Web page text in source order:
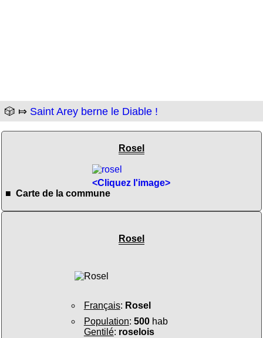
🎲 ⤇ Saint Arey berne le Diable !
Rosel
<Cliquez l'image>
■ Carte de la commune
Rosel
Français: Rosel
Population: 500hab
Gentilé: roselois